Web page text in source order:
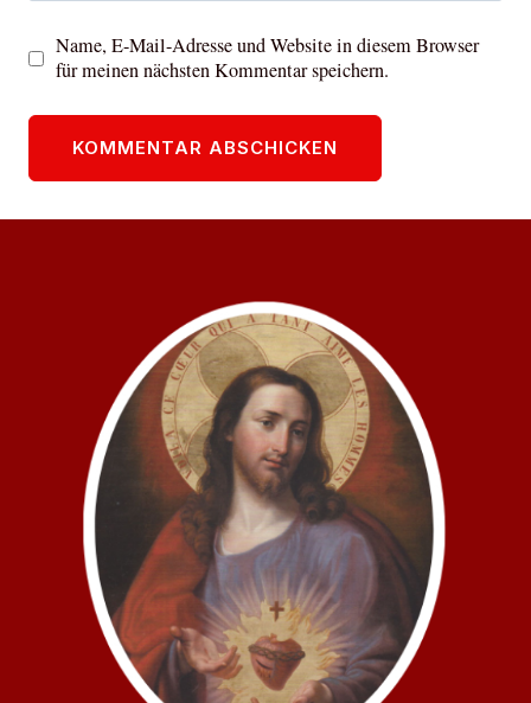
Name, E-Mail-Adresse und Website in diesem Browser
für meinen nächsten Kommentar speichern.